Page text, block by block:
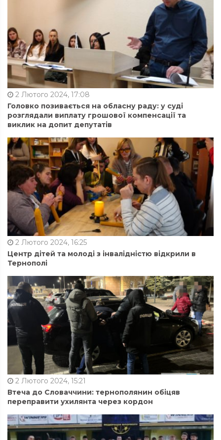
2 Лютого 2024, 17:08
Головко позивається на обласну раду: у суді
розглядали виплату грошової компенсації та
виклик на допит депутатів
2 Лютого 2024, 16:25
Центр дітей та молоді з інвалідністю відкрили в
Тернополі
2 Лютого 2024, 15:21
Втеча до Словаччини: тернополянин обіцяв
переправити ухилянта через кордон